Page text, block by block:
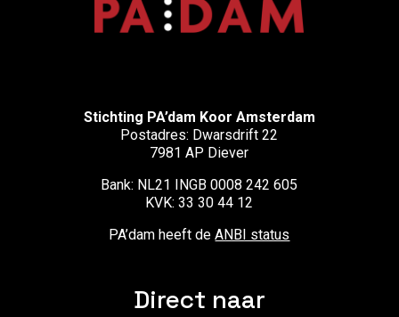
Stichting PA’dam Koor Amsterdam
Postadres: Dwarsdrift 22
7981 AP Diever
Bank: NL21 INGB 0008 242 605
KVK: 33 30 44 12
PA’dam heeft deANBI status
Direct naar